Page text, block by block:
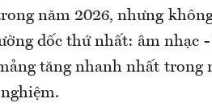
năm 2026, nhưng
dốc thứ nhất: âm nhạc
tăng nhanh nhất trong